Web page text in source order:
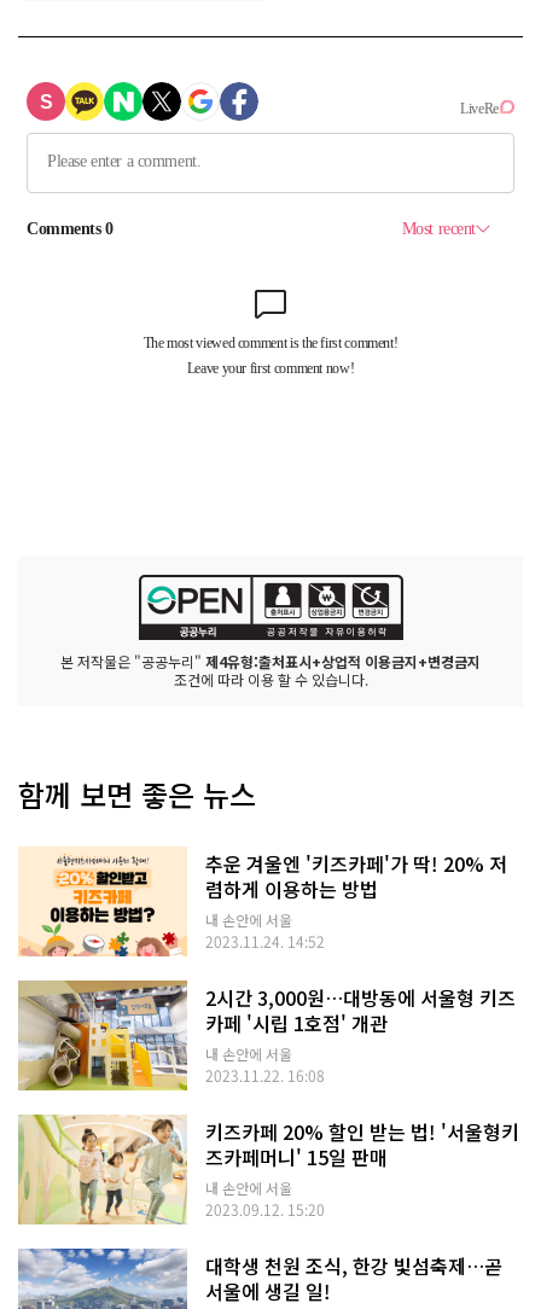
본 저작물은 "공공누리" 제4유형:출처표시+상업적 이용금지+변경금지
조건에 따라 이용 할 수 있습니다.
함께 보면 좋은 뉴스
추운 겨울엔 '키즈카페'가 딱! 20% 저
렴하게 이용하는 방법
내 손안에 서울
2023.11.24. 14:52
2시간 3,000원…대방동에 서울형 키즈
카페 '시립 1호점' 개관
내 손안에 서울
2023.11.22. 16:08
키즈카페 20% 할인 받는 법! '서울형키
즈카페머니' 15일 판매
내 손안에 서울
2023.09.12. 15:20
대학생 천원 조식, 한강 빛섬축제…곧
서울에 생길 일!